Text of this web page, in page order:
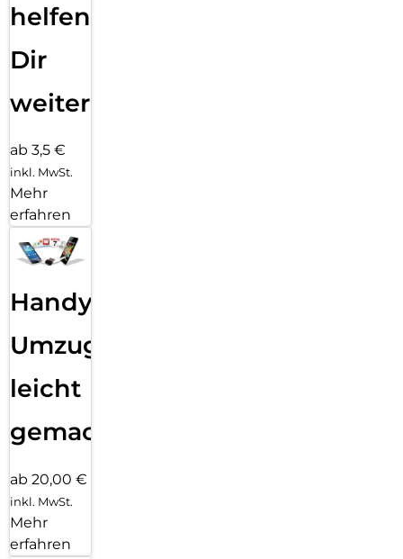
helfen
Dir
weiter
ab 3,5 €
inkl. MwSt.
Mehr
erfahren
Handy
Umzug
leicht
gemacht!
ab 20,00 €
inkl. MwSt.
Mehr
erfahren